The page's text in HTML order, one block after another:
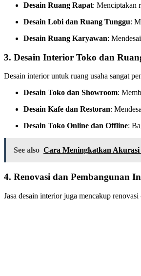
Desain Ruang Rapat: Menciptakan
Desain Lobi dan Ruang Tunggu:
Desain Ruang Karyawan:
3. Desain Interior Toko dan
Desain interior untuk ruang usaha sangat
Desain Toko dan Showroom:
Desain Kafe dan Restoran:
Desain Toko Online dan Offline:
See also Cara Meningkatkan Akurasi
4. Renovasi dan Pembangunan
Jasa desain interior juga mencakup